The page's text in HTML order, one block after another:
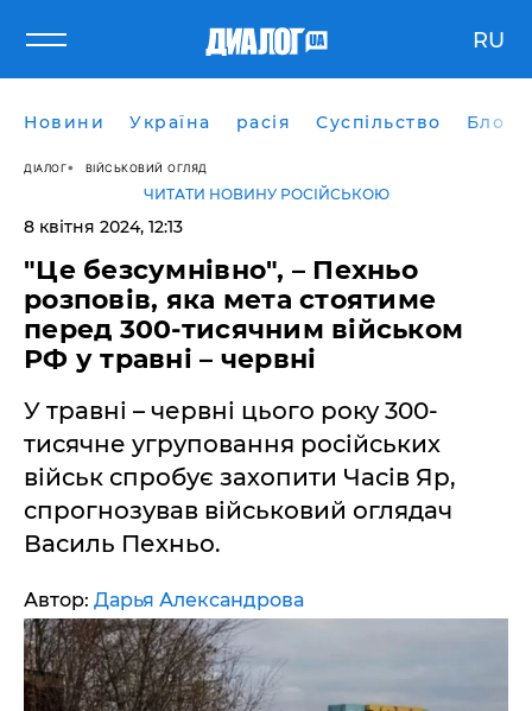
RU
Новини Україна расія Суспільство Блоги
ДІАЛОГ ВІЙСЬКОВИЙ ОГЛЯД
ЧИТАТИ НОВИНУ РОСІЙСЬКОЮ
8 квітня 2024, 12:13
"Це безсумнівно", – Пехньо
розповів, яка мета стоятиме
перед 300-тисячним військом
РФ у травні – червні
У травні – червні цього року 300-
тисячне угруповання російських
військ спробує захопити Часів Яр,
спрогнозував військовий оглядач
Василь Пехньо.
Автор: Дарья Александрова